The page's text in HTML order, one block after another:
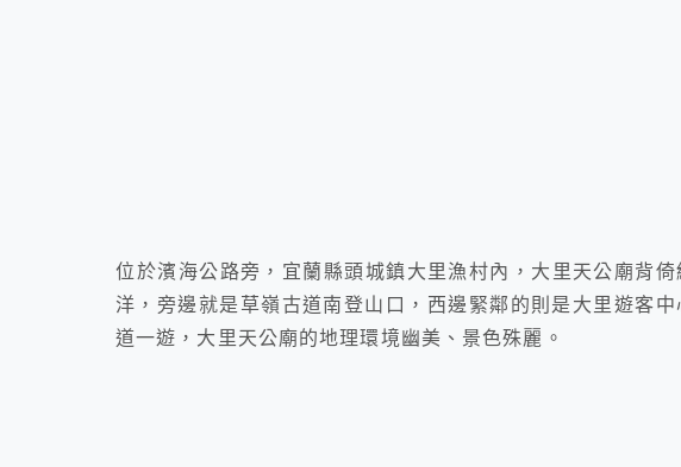
位於濱海公路旁，宜蘭縣頭城鎮大里漁村內，大里天公廟背
洋，旁邊就是草嶺古道南登山口，西邊緊鄰的則是大里遊客
道一遊，大里天公廟的地理環境幽美、景色殊麗。